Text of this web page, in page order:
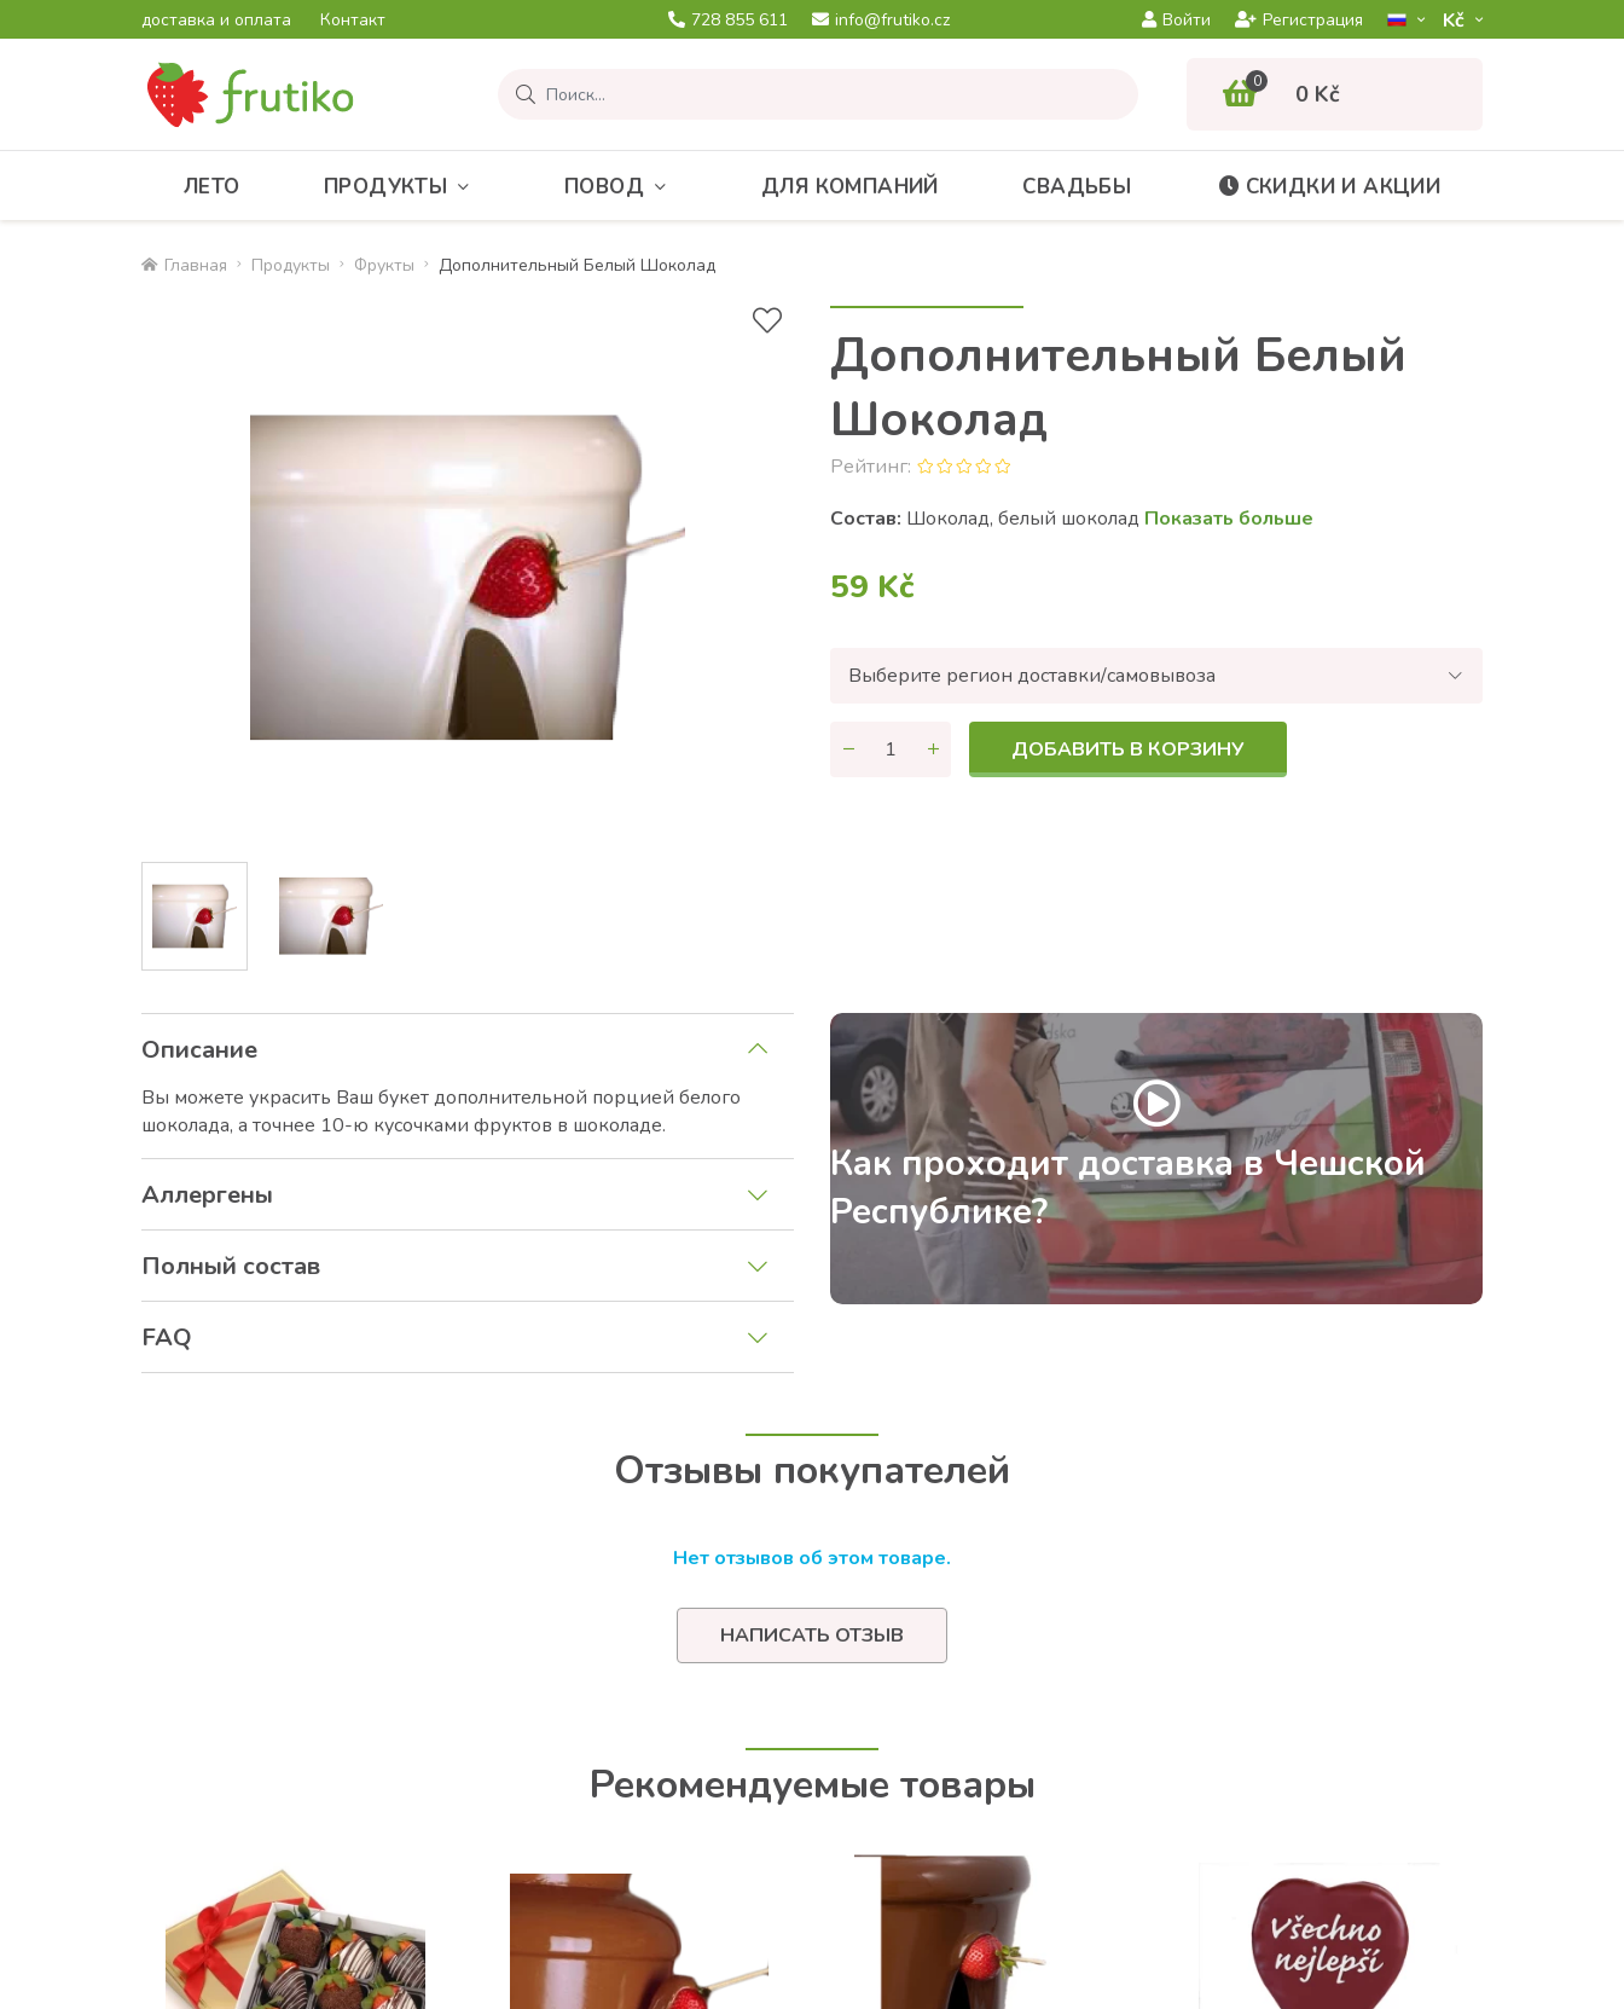
доставка и оплата Контакт 728 855 611 info@frutiko.cz Войти Регистрация Kč­
0 0 Kč
ЛЕТО ПРОДУКТЫ ПОВОД ДЛЯ КОМПАНИЙ СВАДЬБЫ СКИДКИ И АКЦИИ
Главная Продукты Фрукты Дополнительный Белый Шоколад
Дополнительный Белый
Шоколад
Рейтинг:
Состав: Шоколад, белый шоколад Показать больше
59 Kč
Выберите регион доставки/самовывоза
ДОБАВИТЬ В КОРЗИНУ
Описание
Вы можете украсить Ваш букет дополнительной порцией белого
шоколада, а точнее 10-ю кусочками фруктов в шоколаде.
Аллергены
Полный состав
FAQ
Как проходит доставка в Чешской
Республике?
Отзывы покупателей
Нет отзывов об этом товаре.
НАПИСАТЬ ОТЗЫВ
Рекомендуемые товары